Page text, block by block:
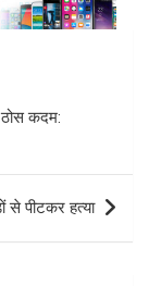
ठोस कदम:
से पीटकर हत्या